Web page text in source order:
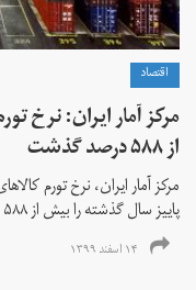
اقتصاد
مرکز آمار ایران: نرخ
از ۵۸۸ درصد گذشت
مرکز آمار ایران، نرخ تورم
پاییز سال گذشته را بیش از ۵۸۸ درصد و نرخ تورم سالانه این کالاها را بیش از...
۱۴ اسفند ۱۳۹۹